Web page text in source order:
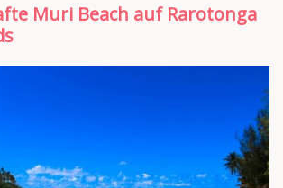
Muri Beach auf Rarotonga